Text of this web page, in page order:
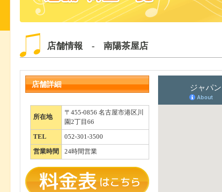
店舗情報 - 南陽茶屋店
店舗詳細
所在地
〒455-0856 名古屋市港区川
園2丁目66
TEL 052-301-3500
営業時間 24時間営業